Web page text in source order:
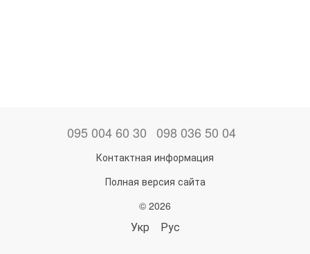
095 004 60 30 098 036 50 04
Контактная информация
Полная версия сайта
© 2026
Укр Рус